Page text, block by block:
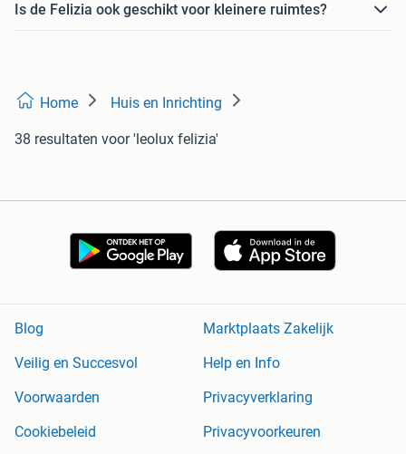
Is de Felizia ook geschikt voor kleinere ruimtes?
Home Huis en Inrichting
38 resultaten voor 'leolux felizia'
Blog
Marktplaats Zakelijk
Veilig en Succesvol
Help en Info
Voorwaarden
Privacyverklaring
Cookiebeleid
Privacyvoorkeuren